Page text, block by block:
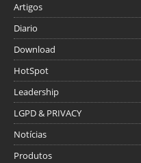
Artigos
Diario
Download
HotSpot
Leadership
LGPD & PRIVACY
Notícias
Produtos